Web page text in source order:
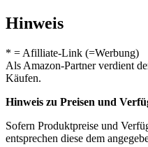
Hinweis
* = Afilliate-Link (=Werbung)
Als Amazon-Partner verdient
Käufen.
Hinweis zu Preisen und
Sofern Produktpreise und
entsprechen diese dem